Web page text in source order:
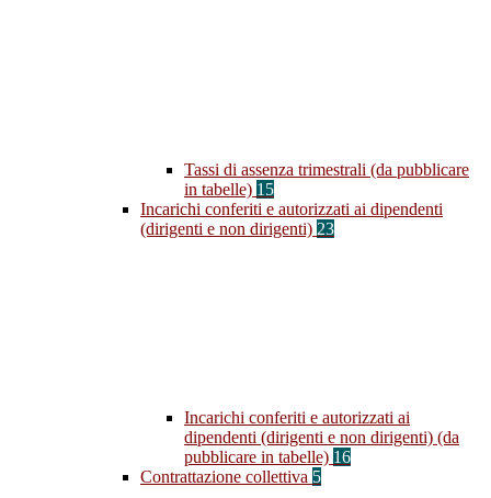
Tassi di assenza trimestrali (da pubblicare
in tabelle) 15
Incarichi conferiti e autorizzati ai dipendenti
(dirigenti e non dirigenti) 23
Incarichi conferiti e autorizzati ai
dipendenti (dirigenti e non dirigenti) (da
pubblicare in tabelle) 16
Contrattazione collettiva 5